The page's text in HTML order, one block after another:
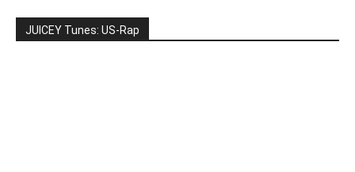
JUICEY Tunes: US-Rap